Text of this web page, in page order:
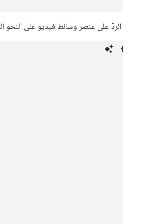
يظهر الردّ على عنصر وسائط فيديو على النحو